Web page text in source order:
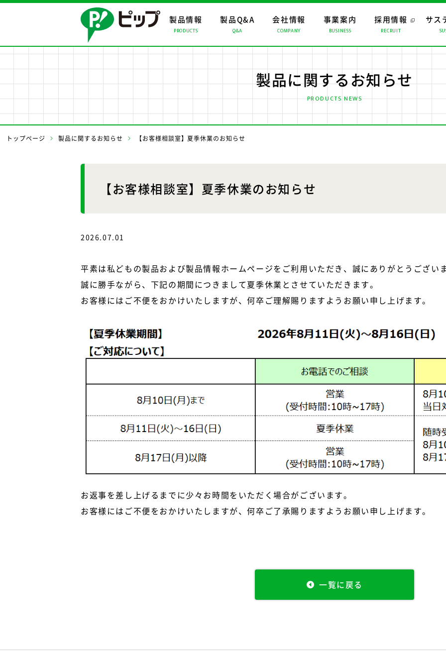
製品情報
PRODUCTS
製品情報
製品情報トップ おすすめコンテンツ CMギャラリー
製品Q&A
Q&A
会社情報
COMPANY
会社情報
会社情報トップ トップメッセージ 経営理念 会社概要
リスクマネジメント
事業案内
BUSINESS
事業案内
事業案内トップ マーチャンダイジング ロジスティクス
採用情報
RECRUIT
サス
製品に関するお知らせ
PRODUCTS NEWS
トップページ 製品に関するお知らせ 【お客様相談室】夏季休業のお知らせ
【お客様相談室】夏季休業のお知らせ
2026.07.01
平素は私どもの製品および製品情報ホームページをご利用いただき、誠にありがとうござい
誠に勝手ながら、下記の期間につきまして夏季休業とさせていただきます。
お客様にはご不便をおかけいたしますが、何卒ご理解賜りますようお願い申し上げます。
お返事を差し上げるまでに少々お時間をいただく場合がございます。
お客様にはご不便をおかけいたしますが、何卒ご了承賜りますようお願い申し上げます。
一覧に戻る